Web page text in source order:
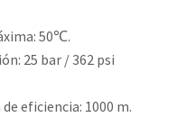
50℃.
25 bar / 362 psi
eficiencia: 1000 m.